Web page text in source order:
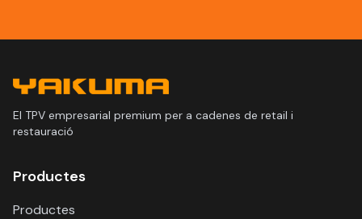
El TPV empresarial premium per a cadenes de retail i
restauració
Productes
Productes